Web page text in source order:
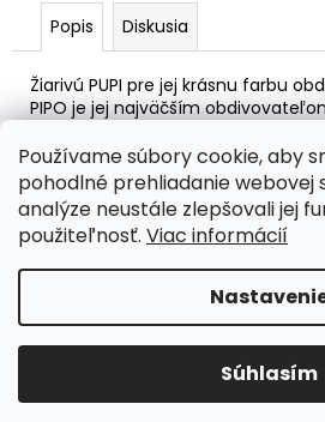
Používame súbory cookie, aby
pohodlné prehliadanie webovej
analýze neustále zlepšovali jej
použiteľnosť. Viac informácií
Súhlasím
Popis Diskusia
Žiarivú PUPI pre jej krásnu farbu
PIPO je jej najväčším
letu sa obdivuje v odraze na
Vtáčikovia PI-PI sú roztomilí
rozhúpu a ďobú ostošesť.
žiarivé farby rozsvietia každý deň.
radosť z nového dňa a spoločne si
AFOHRYZMY
12
á
ä
Copyright 2026FOLKLOVE.
Upraviť nastavenie